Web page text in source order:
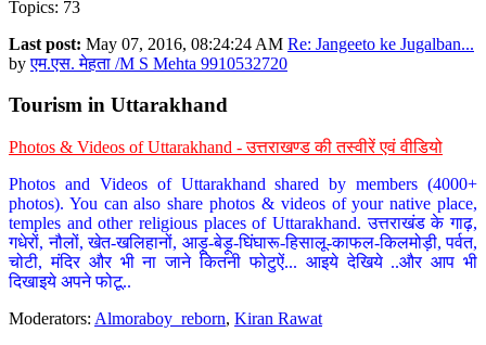
Topics: 73
Last post: May 07, 2016, 08:24:24 AM Re: Jangeeto ke Jugalban...
byएम.एस. मेहता /M S Mehta 9910532720
Tourism in Uttarakhand
Photos & Videos of Uttarakhand - उत्तराखण्ड की तस्वीरें एवं वीडियो
Photos and Videos of Uttarakhand shared by members (4000+
photos). You can also share photos & videos of your native place,
temples and other religious places of Uttarakhand. उत्तराखंड के गाढ़,
गधेरों, नौलों, खेत-खलिहानों, आड़ू-बेड़ू-घिंघारू-हिसालू-काफल-किलमोड़ी, पर्वत,
चोटी, मंदिर और भी ना जाने कितनी फोटुऐं... आइये देखिये ..और आप भी
दिखाइये अपने फोटू..
Moderators: Almoraboy_reborn, Kiran Rawat